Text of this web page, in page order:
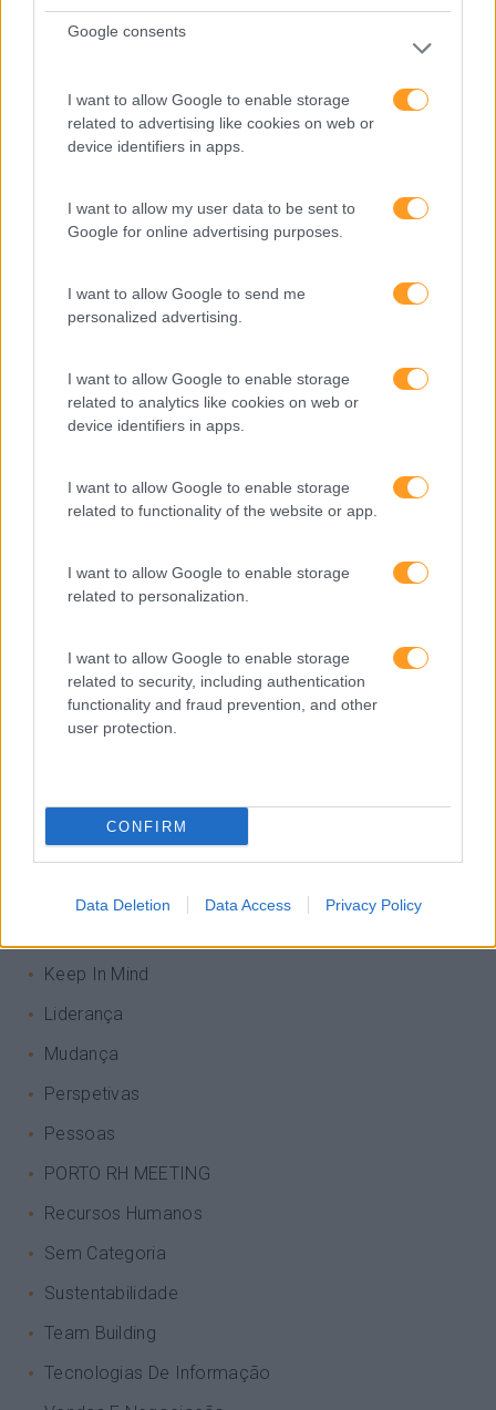
Google consents
I want to allow Google to enable storage
related to advertising like cookies on web or
device identifiers in apps.
I want to allow my user data to be sent to
Google for online advertising purposes.
I want to allow Google to send me
personalized advertising.
I want to allow Google to enable storage
related to analytics like cookies on web or
device identifiers in apps.
I want to allow Google to enable storage
related to functionality of the website or app.
I want to allow Google to enable storage
related to personalization.
I want to allow Google to enable storage
related to security, including authentication
functionality and fraud prevention, and other
user protection.
CONFIRM
Data Deletion Data Access Privacy Policy
Sustentabilidade
2024 Dos Masters Da
Pesquisa
Aprendizagem
Atendimento E Relação Cliente
Cultura
Desenvolvimento
Desenvolvimento De Competências
Expo RH
Keep In Mind
Liderança
Mudança
Perspetivas
Pessoas
PORTO RH MEETING
Recursos Humanos
Sem Categoria
Sustentabilidade
Team Building
Tecnologias De Informação